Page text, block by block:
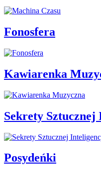
Fonosfera
Kawiarenka
Sekrety
Posydeńki